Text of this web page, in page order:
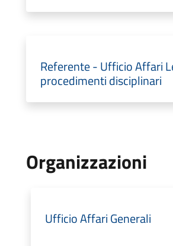
Referente - Ufficio Affari
procedimenti disciplinari
Organizzazioni
Ufficio Affari Generali